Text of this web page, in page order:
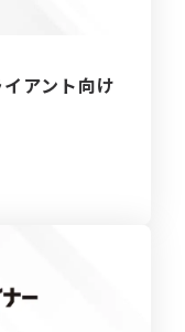
アント向け